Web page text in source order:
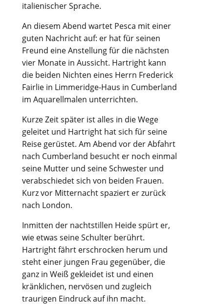
italienischer Sprache.
An diesem Abend wartet Pesca mit einer
guten Nachricht auf: er hat für seinen
Freund eine Anstellung für die nächsten
vier Monate in Aussicht. Hartright kann
die beiden Nichten eines Herrn Frederick
Fairlie in Limmeridge-Haus in Cumberland
im Aquarellmalen unterrichten.
Kurze Zeit später ist alles in die Wege
geleitet und Hartright hat sich für seine
Reise gerüstet. Am Abend vor der Abfahrt
nach Cumberland besucht er noch einmal
seine Mutter und seine Schwester und
verabschiedet sich von beiden Frauen.
Kurz vor Mitternacht spaziert er zurück
nach London.
Inmitten der nachtstillen Heide spürt er,
wie etwas seine Schulter berührt.
Hartright fährt erschrocken herum und
steht einer jungen Frau gegenüber, die
ganz in Weiß gekleidet ist und einen
kränklichen, nervösen und zugleich
traurigen Eindruck auf ihn macht.